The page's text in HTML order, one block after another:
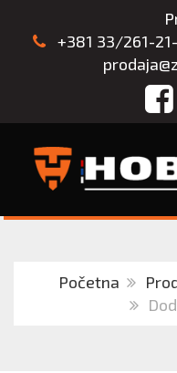
+381 33/261-
Početna